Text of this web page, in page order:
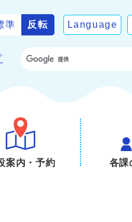
準 反転 Language
案内・予約 各課